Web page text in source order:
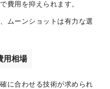
費用を抑えられます。
ムーンショットは有力な選
用相場
に合わせる技術が求められ